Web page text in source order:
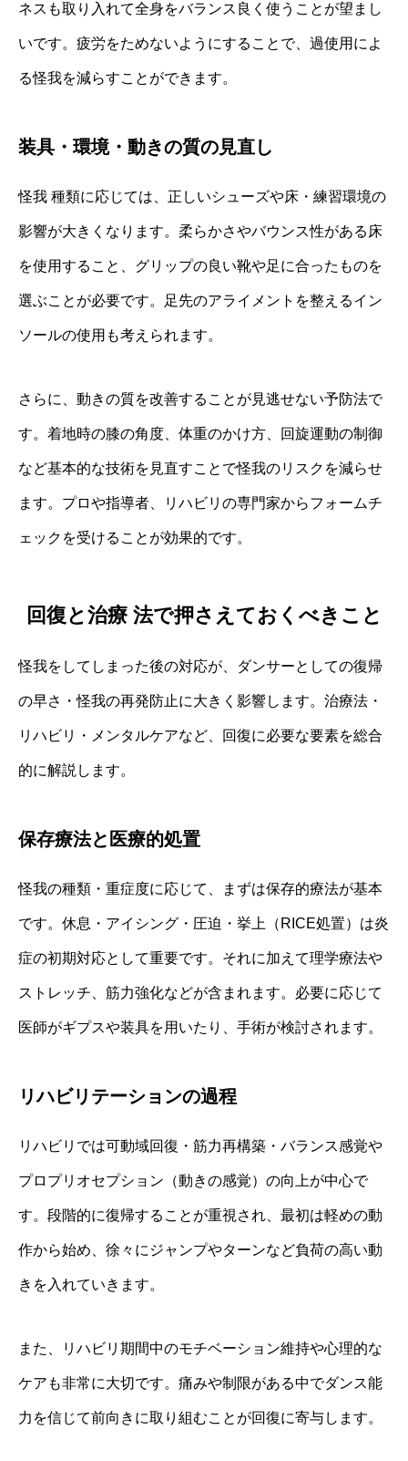
ネスも取り入れて全身をバランス良く使うことが望まし
いです。疲労をためないようにすることで、過使用によ
る怪我を減らすことができます。
装具・環境・動きの質の見直し
怪我 種類に応じては、正しいシューズや床・練習環境の
影響が大きくなります。柔らかさやバウンス性がある床
を使用すること、グリップの良い靴や足に合ったものを
選ぶことが必要です。足先のアライメントを整えるイン
ソールの使用も考えられます。
さらに、動きの質を改善することが見逃せない予防法で
す。着地時の膝の角度、体重のかけ方、回旋運動の制御
など基本的な技術を見直すことで怪我のリスクを減らせ
ます。プロや指導者、リハビリの専門家からフォームチ
ェックを受けることが効果的です。
回復と治療 法で押さえておくべきこと
怪我をしてしまった後の対応が、ダンサーとしての復帰
の早さ・怪我の再発防止に大きく影響します。治療法・
リハビリ・メンタルケアなど、回復に必要な要素を総合
的に解説します。
保存療法と医療的処置
怪我の種類・重症度に応じて、まずは保存的療法が基本
です。休息・アイシング・圧迫・挙上（RICE処置）は炎
症の初期対応として重要です。それに加えて理学療法や
ストレッチ、筋力強化などが含まれます。必要に応じて
医師がギプスや装具を用いたり、手術が検討されます。
リハビリテーションの過程
リハビリでは可動域回復・筋力再構築・バランス感覚や
プロプリオセプション（動きの感覚）の向上が中心で
す。段階的に復帰することが重視され、最初は軽めの動
作から始め、徐々にジャンプやターンなど負荷の高い動
きを入れていきます。
また、リハビリ期間中のモチベーション維持や心理的な
ケアも非常に大切です。痛みや制限がある中でダンス能
力を信じて前向きに取り組むことが回復に寄与します。